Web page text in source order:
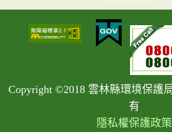
Copyright ©2018 雲林縣環境保護
有
隱私權保護政策